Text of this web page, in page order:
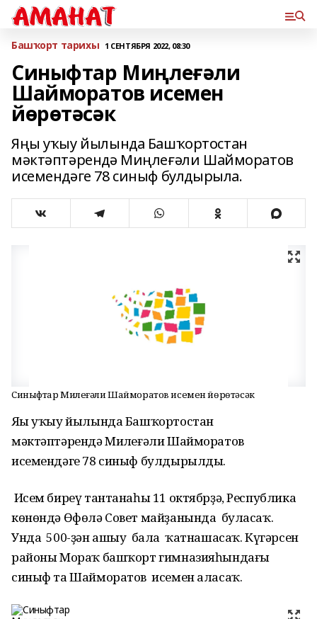
Башҡорт тарихы 1 СЕНТЯБРЯ 2022, 08:30
Синыфтар Миңлеғәли
Шайморатов исемен
йөрөтәсәк
Яңы уҡыу йылында Башҡортостан
мәктәптәрендә Миңлеғәли Шайморатов
исемендәге 78 синыф булдырыла.
Синыфтар Миңлеғәли Шайморатов исемен йөрөтәсәк
Яңы уҡыу йылында Башҡортостан
мәктәптәрендә Миңлеғәли Шайморатов
исемендәге 78 синыф булдырылды.
Исем биреү тантанаһы 11 октябрҙә, Республика
көнөндә Өфөлә Совет майҙанында буласаҡ.
Унда 500-ҙән ашыу бала ҡатнашасаҡ. Күгәрсен
районы Мораҡ башҡорт гимназияһындағы
синыф та Шайморатов исемен аласаҡ.